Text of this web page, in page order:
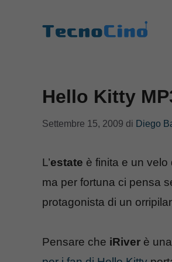
Hello Kitty
Settembre 15, 2009 di Diego
L’estate è finita e un
ma per fortuna ci pensa
protagonista di un
Pensare che iRiver è